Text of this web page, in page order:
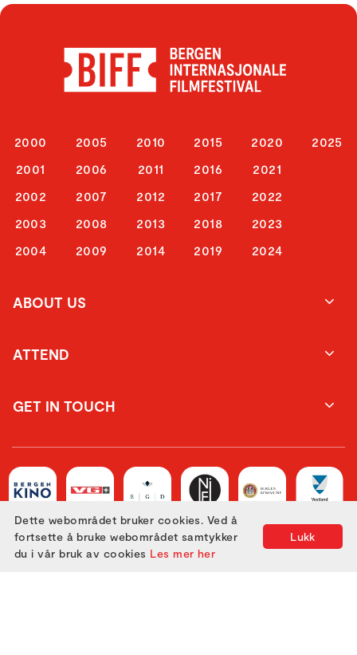
2000
2001
2002
2003
2004
2005
2006
2007
2008
2009
2010
2011
2012
2013
2014
2015
2016
2017
2018
2019
2020
2021
2022
2023
2024
2025
ABOUT US
ATTEND
GET IN TOUCH
Lukk
Dette webområdet bruker cookies. Ved å
fortsette å bruke webområdet samtykker
du i vår bruk av cookies Les mer her